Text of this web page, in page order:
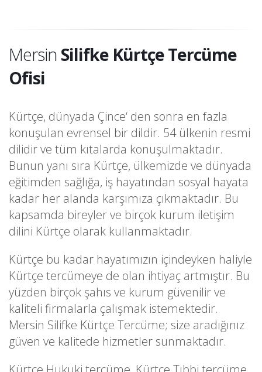
Mersin Silifke Kürtçe Tercüme
Ofisi
Kürtçe, dünyada Çince‘ den sonra en fazla
konuşulan evrensel bir dildir. 54 ülkenin resmi
dilidir ve tüm kıtalarda konuşulmaktadır.
Bunun yanı sıra Kürtçe, ülkemizde ve dünyada
eğitimden sağlığa, iş hayatından sosyal hayata
kadar her alanda karşımıza çıkmaktadır. Bu
kapsamda bireyler ve birçok kurum iletişim
dilini Kürtçe olarak kullanmaktadır.
Kürtçe bu kadar hayatımızın içindeyken haliyle
Kürtçe tercümeye de olan ihtiyaç artmıştır. Bu
yüzden birçok şahıs ve kurum güvenilir ve
kaliteli firmalarla çalışmak istemektedir.
Mersin Silifke Kürtçe Tercüme; size aradığınız
güven ve kalitede hizmetler sunmaktadır.